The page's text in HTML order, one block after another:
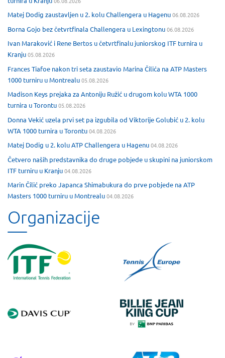
Matej Dodig zaustavljen u 2. kolu Challengera u Hagenu06.08.2026
Borna Gojo bez četvrtfinala Challengera u Lexingtonu06.08.2026
Ivan Maraković i Rene Bertos u četvrtfinalu juniorskog ITF turnira u
Kranju05.08.2026
Frances Tiafoe nakon tri seta zaustavio Marina Čilića na ATP Masters
1000 turniru u Montrealu05.08.2026
Madison Keys prejaka za Antoniju Ružić u drugom kolu WTA 1000
turnira u Torontu05.08.2026
Donna Vekić uzela prvi set pa izgubila od Viktorije Golubić u 2. kolu
WTA 1000 turnira u Torontu04.08.2026
Matej Dodig u 2. kolu ATP Challengera u Hagenu04.08.2026
Četvero naših predstavnika do druge pobjede u skupini na juniorskom
ITF turniru u Kranju04.08.2026
Marin Čilić preko Japanca Shimabukura do prve pobjede na ATP
Masters 1000 turniru u Montrealu04.08.2026
Organizacije